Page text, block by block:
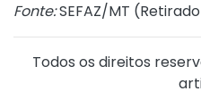
Fonte:SEFAZ/MT (
Todos os direitos